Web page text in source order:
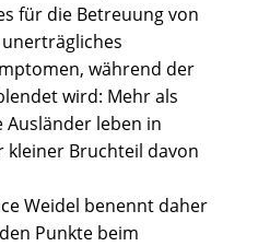
für die Betreuung von
während der
wird: Mehr als
Ausländer leben in
kleiner Bruchteil davon
Weidel benennt daher
Punkte beim